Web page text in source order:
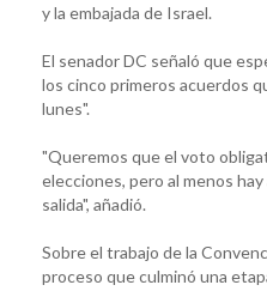
y la embajada de Israel.
El senador DC señaló que
los cinco primeros acuerdos
lunes".
"Queremos que el voto
elecciones, pero al menos
salida", añadió.
Sobre el trabajo de la
proceso que culminó una